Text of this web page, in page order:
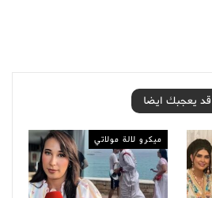
قد يعجبك ايضا
ميكرو لالة مولاتي